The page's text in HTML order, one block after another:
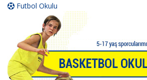
Futbol Okulu